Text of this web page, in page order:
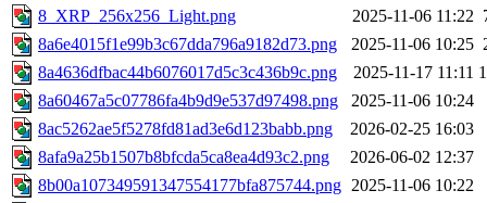
8_XRP_256x256_Light.png
2025-11-06 11:22
8a6e4015f1e99b3c67dda796a9182d73.png
2025-11-06 10:25
8a4636dfbac44b6076017d5c3c436b9c.png
2025-11-17 11:11
8a60467a5c07786fa4b9d9e537d97498.png
2025-11-06 10:24
8ac5262ae5f5278fd81ad3e6d123babb.png
2026-02-25 16:03
8afa9a25b1507b8bfcda5ca8ea4d93c2.png
2026-06-02 12:37
8b00a107349591347554177bfa875744.png 2025-11-06 10:22